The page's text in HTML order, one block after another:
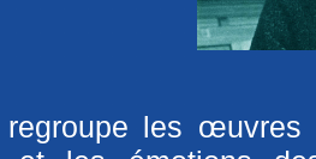
regroupe les